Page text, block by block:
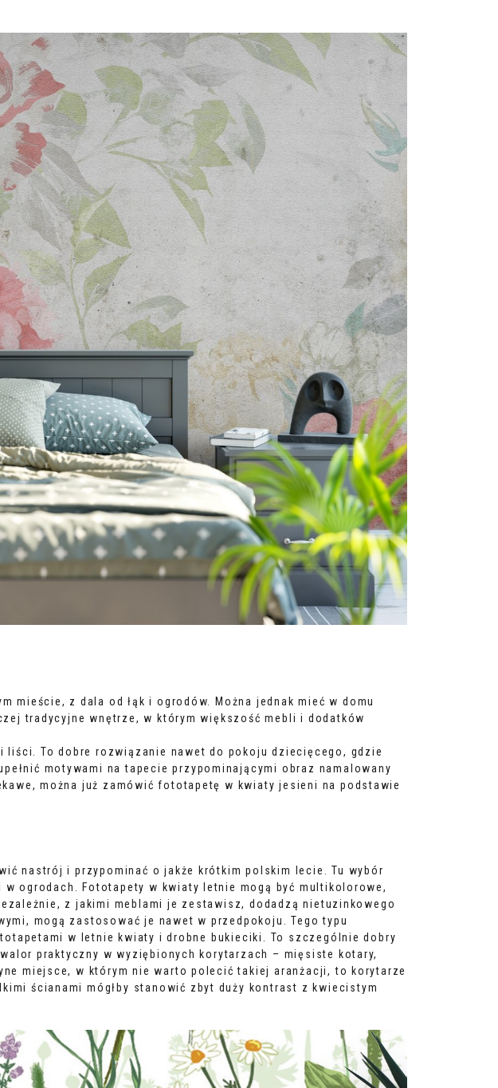
mieście, z dala od łąk i ogrodów. Można jednak mieć w domu
tradycyjne wnętrze, w którym większość mebli i dodatków
To dobre rozwiązanie nawet do pokoju dziecięcego, gdzie
motywami na tapecie przypominającymi obraz namalowany
można już zamówić fototapetę w kwiaty jesieni na podstawie
nastrój i przypominać o jakże krótkim polskim lecie. Tu wybór
w ogrodach.
Fototapety w kwiaty letnie mogą być multikolorowe,
z jakimi meblami je zestawisz, dodadzą nietuzinkowego
mogą zastosować je nawet w przedpokoju. Tego typu
w letnie kwiaty i drobne bukieciki. To szczególnie dobry
praktyczny w wyziębionych korytarzach – mięsiste kotary,
miejsce, w którym nie warto polecić takiej aranżacji, to korytarze
ścianami mógłby stanowić zbyt duży kontrast z kwiecistym